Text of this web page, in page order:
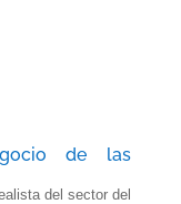
de las
del sector del